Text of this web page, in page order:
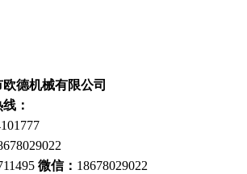
德机械有限公司
：
微信： 18678029022